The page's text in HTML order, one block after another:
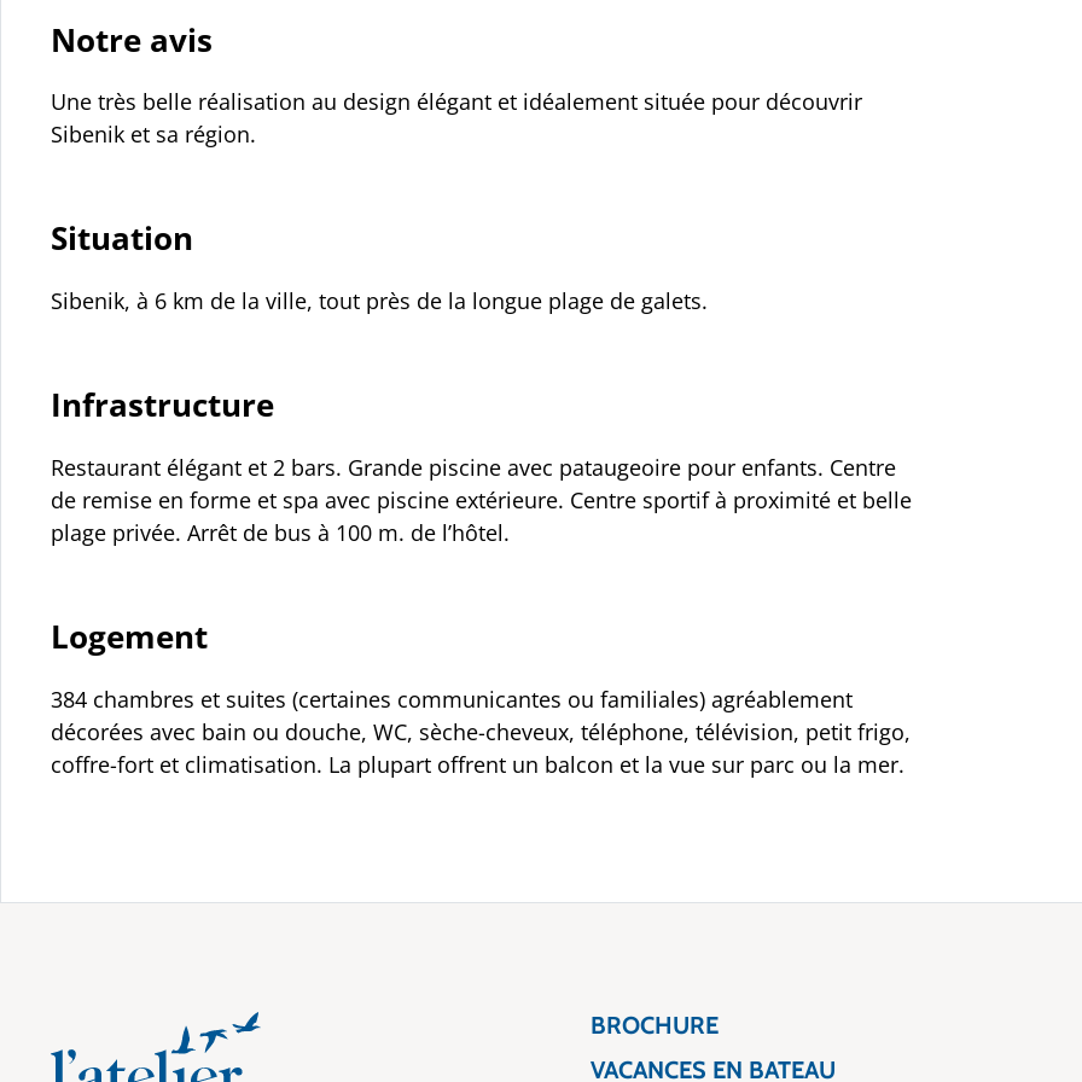
Notre avis
Une très belle réalisation au design élégant et idéalement située pour découvrir
Sibenik et sa région.
Situation
Sibenik, à 6 km de la ville, tout près de la longue plage de galets.
Infrastructure
Restaurant élégant et 2 bars. Grande piscine avec pataugeoire pour enfants. Centre
de remise en forme et spa avec piscine extérieure. Centre sportif à proximité et belle
plage privée. Arrêt de bus à 100 m. de l’hôtel.
Logement
384 chambres et suites (certaines communicantes ou familiales) agréablement
décorées avec bain ou douche, WC, sèche-cheveux, téléphone, télévision, petit frigo,
coffre-fort et climatisation. La plupart offrent un balcon et la vue sur parc ou la mer.
BROCHURE
VACANCES EN BATEAU